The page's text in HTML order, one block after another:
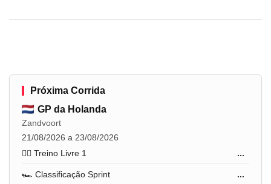
Próxima Corrida
GP da Holanda
Zandvoort
21/08/2026 a 23/08/2026
🏋️‍♂️ Treino Livre 1
...
🏎️ Classificação Sprint ...